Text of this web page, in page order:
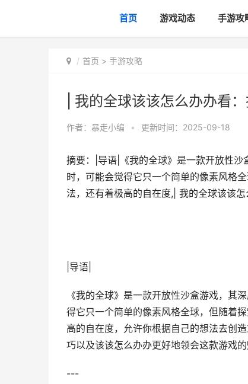
首页 游戏动态 手游攻
首页 > 手游攻略
| 我的全球该该怎么办办看
作者： 暴走小编 • 更新时间：2025-09-18
摘要：|导语|《我的全球》是一款开放性
时，可能会觉得它只一个简单的像素风格
法，还有着极高的自在度,| 我的全球该该
|导语|
《我的全球》是一款开放性沙盒游戏，其
得它只一个简单的像素风格全球，但随着
高的自在度，允许你根据自己的想法去创
巧以及该该怎么办办更好地领会这款游戏的
---